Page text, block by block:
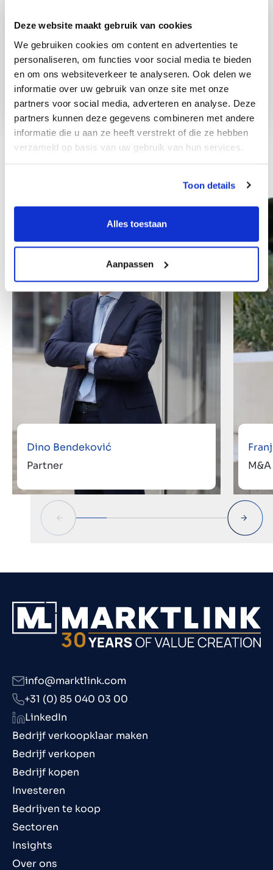
Deze website maakt gebruik van cookies
We gebruiken cookies om content en advertenties te
personaliseren, om functies voor social media te bieden
en om ons websiteverkeer te analyseren. Ook delen we
informatie over uw gebruik van onze site met onze
partners voor social media, adverteren en analyse. Deze
partners kunnen deze gegevens combineren met andere
informatie die u aan ze heeft verstrekt of die ze hebben
verzameld op basis van uw gebruik van hun services.
Toon details
Alles toestaan
Aanpassen
Dino Bendeković
Partner
Bedrijf verkoopklaar maken
Bedrijf verkopen
Bedrijf kopen
Investeren
Bedrijven te koop
Sectoren
Insights
Over ons
info@marktlink.com
+31 (0) 85 040 03 00
LinkedIn